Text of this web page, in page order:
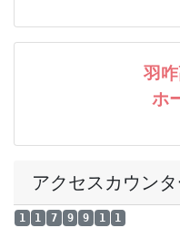
羽
ホ
アクセスカウン
1 1 7 9 9 1 1